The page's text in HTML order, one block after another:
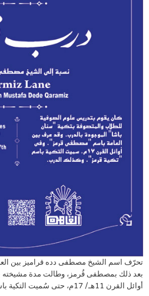
تحرّف اسم الشيخ مصطفى دده قراميز بين
بعد ذلك بمصطفى قُرمز، وطالت مدة مشيخته
أوائل القرن 11هـ/ 17م، حتى سُميت التكية باسم تكية قرمز وكذلك الدرب.